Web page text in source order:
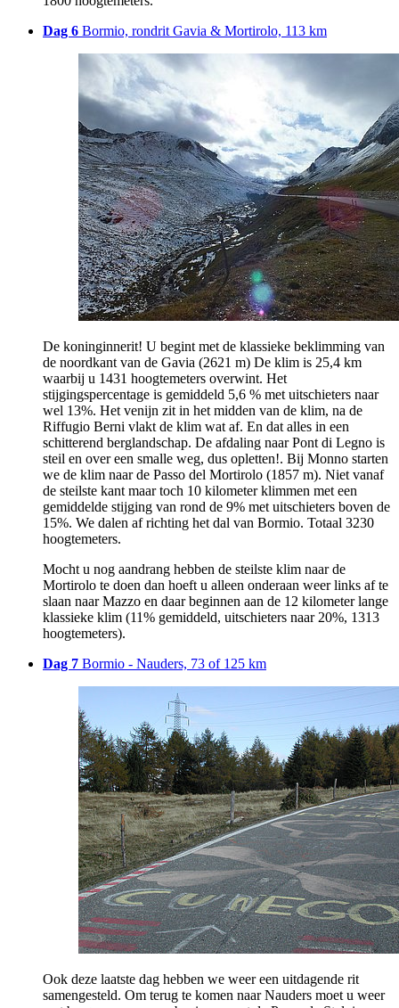
Dag 6 Bormio, rondrit Gavia & Mortirolo, 113 km
De koninginnerit! U begint met de klassieke beklimming van
de noordkant van de Gavia (2621 m) De klim is 25,4 km
waarbij u 1431 hoogtemeters overwint. Het
stijgingspercentage is gemiddeld 5,6 % met uitschieters naar
wel 13%. Het venijn zit in het midden van de klim, na de
Riffugio Berni vlakt de klim wat af. En dat alles in een
schitterend berglandschap. De afdaling naar Pont di Legno is
steil en over een smalle weg, dus opletten!. Bij Monno starten
we de klim naar de Passo del Mortirolo (1857 m). Niet vanaf
de steilste kant maar toch 10 kilometer klimmen met een
gemiddelde stijging van rond de 9% met uitschieters boven de
15%. We dalen af richting het dal van Bormio. Totaal 3230
hoogtemeters.
Mocht u nog aandrang hebben de steilste klim naar de
Mortirolo te doen dan hoeft u alleen onderaan weer links af te
slaan naar Mazzo en daar beginnen aan de 12 kilometer lange
klassieke klim (11% gemiddeld, uitschieters naar 20%, 1313
hoogtemeters).
Dag 7 Bormio - Nauders, 73 of 125 km
Ook deze laatste dag hebben we weer een uitdagende rit
samengesteld. Om terug te komen naar Nauders moet u weer